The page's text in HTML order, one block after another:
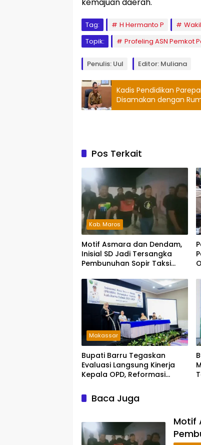
kemajuan daerah.
Tag: H Hermanto P
Topik:
Profeling ASN Pemkot
Penulis: Uul Editor: Muliana
Kadis Pendidikan
Disamakan dengan
Pos Terkait
Kab. Maros
Motif Asmara dan Dendam,
Inisial SD Jadi Tersangka
Pembunuhan Sopir Taksi
Makassar
Bupati Barru Tegaskan
Evaluasi Langsung Kinerja
Kepala OPD, Reformasi
Baca Juga
Motif